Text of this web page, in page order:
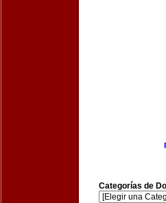
Categorías de